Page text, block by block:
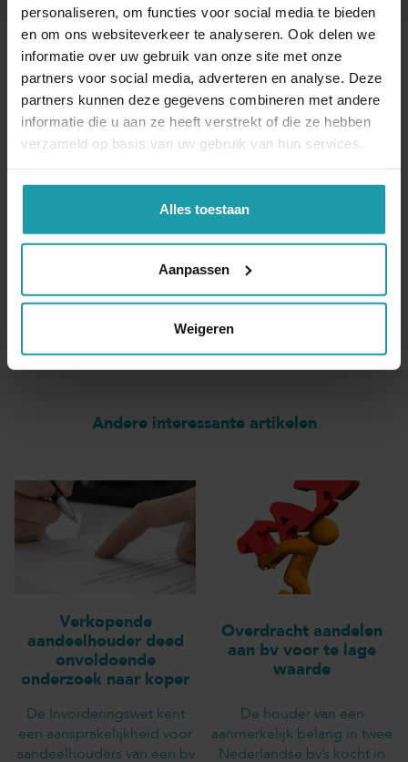
personaliseren, om functies voor social media te bieden
en om ons websiteverkeer te analyseren. Ook delen we
informatie over uw gebruik van onze site met onze
partners voor social media, adverteren en analyse. Deze
partners kunnen deze gegevens combineren met andere
informatie die u aan ze heeft verstrekt of die ze hebben
verzameld op basis van uw gebruik van hun services.
Alles toestaan
Aanpassen
Weigeren
Blijf op de hoogte van het financiële nieuws
Schrijf je hieronder in voor onze maandelijkse
mailing.
Naam*
E-mail adres*
Andere interessante artikelen
Verkopende
aandeelhouder deed
onvoldoende
onderzoek naar koper
De Invorderingswet kent
een aansprakelijkheid voor
aandeelhouders van een bv
Overdracht aandelen
aan bv voor te lage
waarde
De houder van een
aanmerkelijk belang in twee
Nederlandse bv’s kocht in